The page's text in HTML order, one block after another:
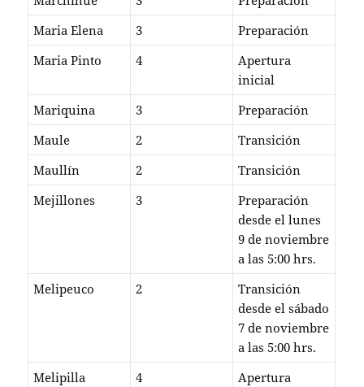
Maria Elena
3
Preparación
Maria Pinto
4
Apertura
inicial
Mariquina
3
Preparación
Maule
2
Transición
Maullín
2
Transición
Mejillones
3
Preparación
desde el lunes
9 de noviembre
a las 5:00 hrs.
Melipeuco
2
Transición
desde el sábado
7 de noviembre
a las 5:00 hrs.
Melipilla
4
Apertura